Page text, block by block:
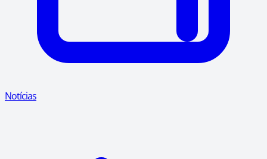
Notícias